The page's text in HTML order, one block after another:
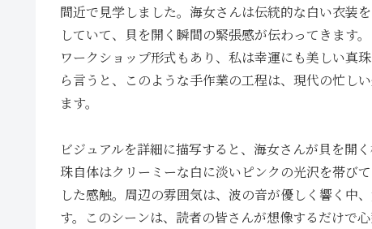
間近で見学しました。海女さんは伝統的な白い衣装
していて、貝を開く瞬間の緊張感が伝わってきます
ワークショップ形式もあり、私は幸運にも美しい
ら言うと、このような手作業の工程は、現代の忙し
ます。
ビジュアルを詳細に描写すると、海女さんが貝を開
珠自体はクリーミーな白に淡いピンクの光沢を帯び
した感触。周辺の雰囲気は、波の音が優しく響く中
す。このシーンは、読者の皆さんが想像するだけで心